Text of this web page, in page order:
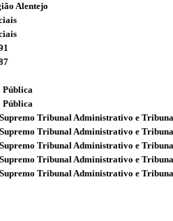
Alentejo
Pública
Pública
Tribunal Administrativo e
Tribunal Administrativo e
Tribunal Administrativo e
Tribunal Administrativo e
Tribunal Administrativo e